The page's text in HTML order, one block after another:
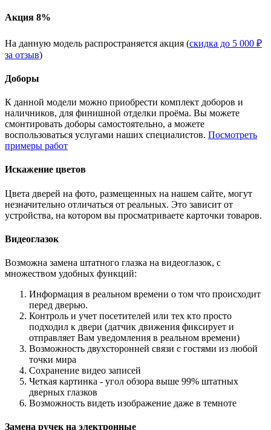
Акция 8%
На данную модель распространяется акция (скидка до 5 000 ₽
за отзыв)
Доборы
К данной модели можно приобрести комплект доборов и
наличников, для финишной отделки проёма. Вы можете
смонтировать доборы самостоятельно, а можете
воспользоваться услугами наших специалистов. Посмотреть
примеры работ
Искажение цветов
Цвета дверей на фото, размещенных на нашем сайте, могут
незначительно отличаться от реальных. Это зависит от
устройства, на котором вы просматриваете карточки товаров.
Видеоглазок
Возможна замена штатного глазка на видеоглазок, с
множеством удобных функций:
Информация в реальном времени о том что происходит
перед дверью.
Контроль и учет посетителей или тех кто просто
подходил к двери (датчик движения фиксирует и
отправляет Вам уведомления в реальном времени)
Возможность двухсторонней связи с гостями из любой
точки мира
Сохранение видео записей
Четкая картинка - угол обзора выше 99% штатных
дверных глазков
Возможность видеть изображение даже в темноте
Замена ручек на электронные